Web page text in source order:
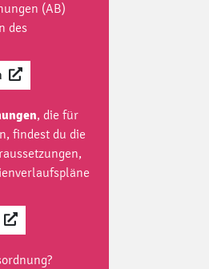
(AB)
des
, die für
findest du die